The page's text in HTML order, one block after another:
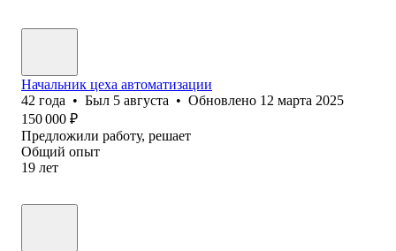
Начальник цеха автоматизации
42 года • Был 5 августа • Обновлено 12 марта 2025
150 000 ₽
Предложили работу, решает
Общий опыт
19 лет